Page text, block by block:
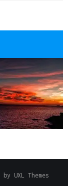
by UXL Themes